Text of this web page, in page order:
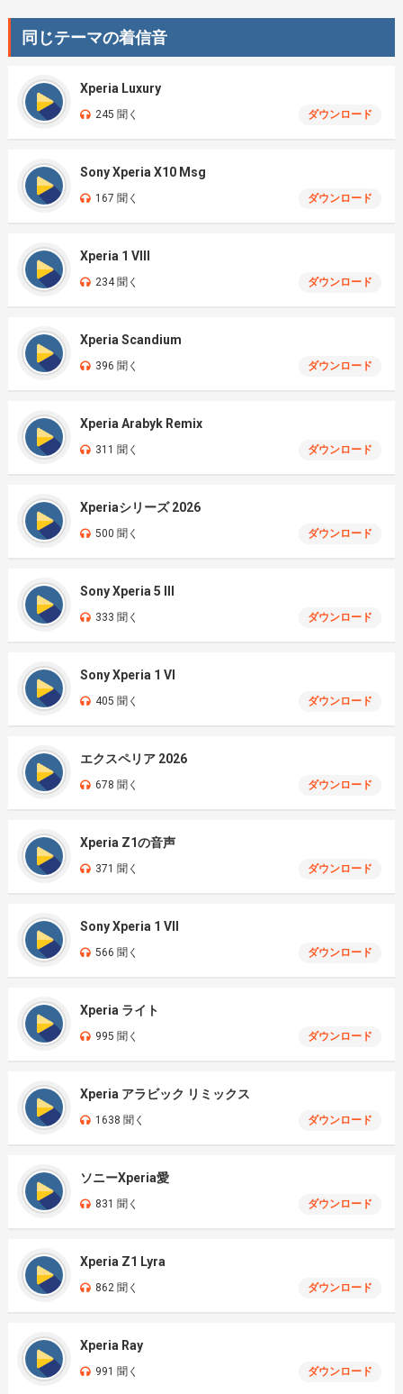
同じテーマの着信音
Xperia Luxury
245 聞く ダウンロード
Sony Xperia X10 Msg
167 聞く ダウンロード
Xperia 1 VIII
234 聞く ダウンロード
Xperia Scandium
396 聞く ダウンロード
Xperia Arabyk Remix
311 聞く ダウンロード
Xperiaシリーズ 2026
500 聞く ダウンロード
Sony Xperia 5 III
333 聞く ダウンロード
Sony Xperia 1 VI
405 聞く ダウンロード
エクスペリア 2026
678 聞く ダウンロード
Xperia Z1の音声
371 聞く ダウンロード
Sony Xperia 1 VII
566 聞く ダウンロード
Xperia ライト
995 聞く ダウンロード
Xperia アラビック リミックス
1638 聞く ダウンロード
ソニーXperia愛
831 聞く ダウンロード
Xperia Z1 Lyra
862 聞く ダウンロード
Xperia Ray
991 聞く ダウンロード